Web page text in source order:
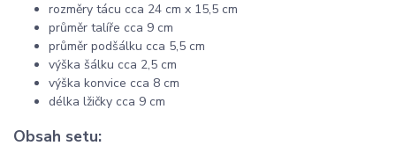
rozměry tácu cca 24 cm x 15,5 cm
průměr talíře cca 9 cm
průměr podšálku cca 5,5 cm
výška šálku cca 2,5 cm
výška konvice cca 8 cm
délka lžičky cca 9 cm
Obsah setu: